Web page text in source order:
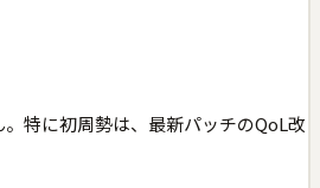
特に初周勢は、最新パッチのQoL改